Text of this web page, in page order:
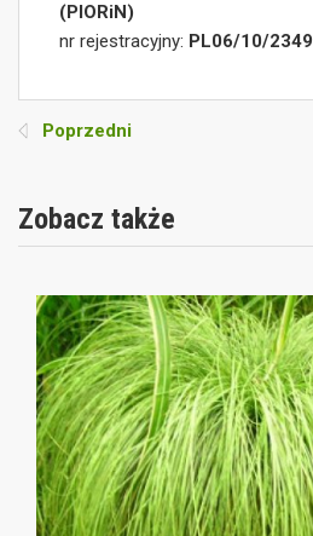
(PIORiN)
nr rejestracyjny: PL06/10/2349
Poprzedni
Zobacz także